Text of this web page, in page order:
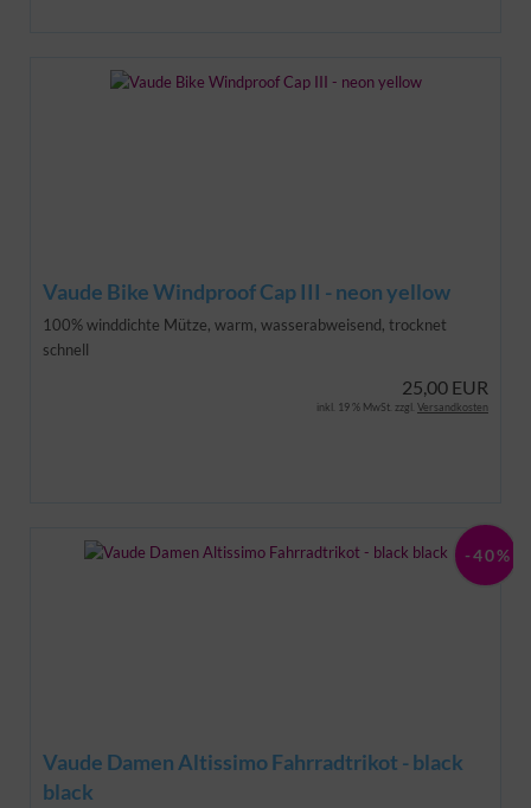
Vaude Bike Windproof Cap III - neon yellow
100% winddichte Mütze, warm, wasserabweisend, trocknet
schnell
25,00 EUR
inkl. 19 % MwSt. zzgl. Versandkosten
Vaude Damen Altissimo Fahrradtrikot - black
black
-40%